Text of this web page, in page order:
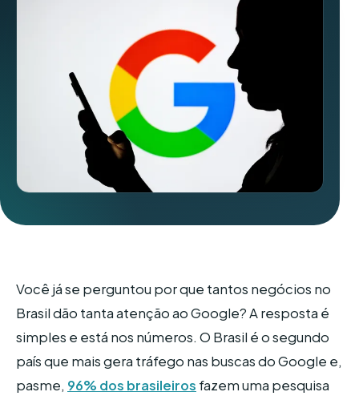
Você já se perguntou por que tantos negócios no
Brasil dão tanta atenção ao Google? A resposta é
simples e está nos números. O Brasil é o segundo
país que mais gera tráfego nas buscas do Google e,
pasme, 96% dos brasileiros fazem uma pesquisa